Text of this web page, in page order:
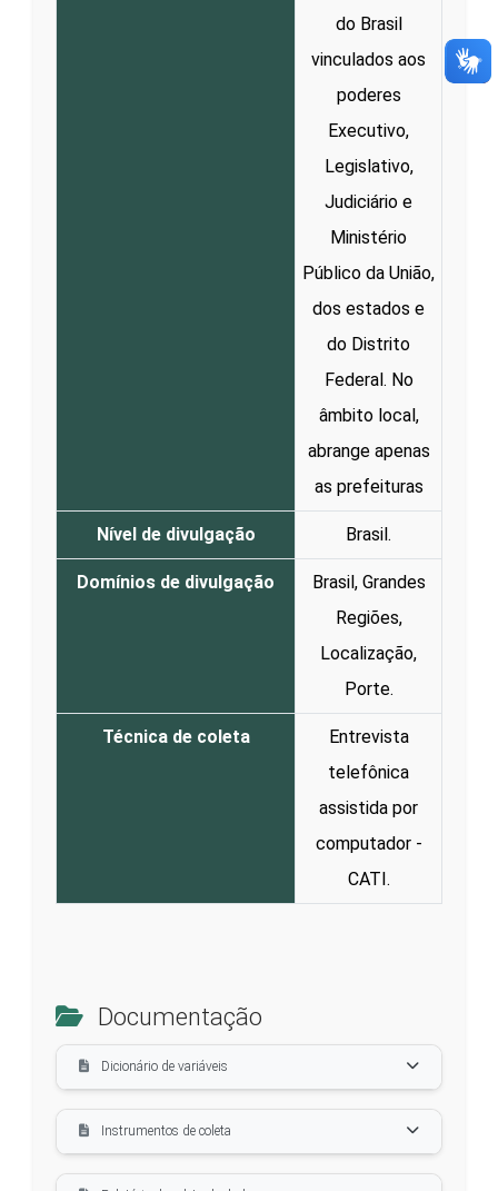
do Brasil
vinculados aos
poderes
Executivo,
Legislativo,
Judiciário e
Ministério
Público da União,
dos estados e
do Distrito
Federal. No
âmbito local,
abrange apenas
as prefeituras
Nível de divulgação Brasil.
Domínios de divulgação
Brasil, Grandes
Regiões,
Localização,
Porte.
Técnica de coleta
Entrevista
telefônica
assistida por
computador -
CATI.
Documentação
Dicionário de variáveis
Instrumentos de coleta